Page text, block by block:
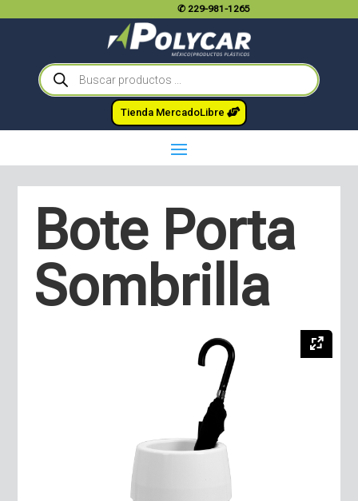
✆ 229-981-1265
Búsqueda
de
productos
Tienda MercadoLibre
Bote Porta
Sombrilla